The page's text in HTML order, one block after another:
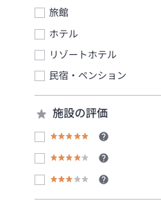
旅館
ホテル
リゾートホテル
民宿・ペンション
施設の評価